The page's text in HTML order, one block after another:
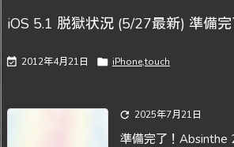
iOS 5.1 脱獄状況 (5/27最新) 準備完
 2012年4月21日  iPhone,touch
 2025年7月21日
準備完了！ Absinthe